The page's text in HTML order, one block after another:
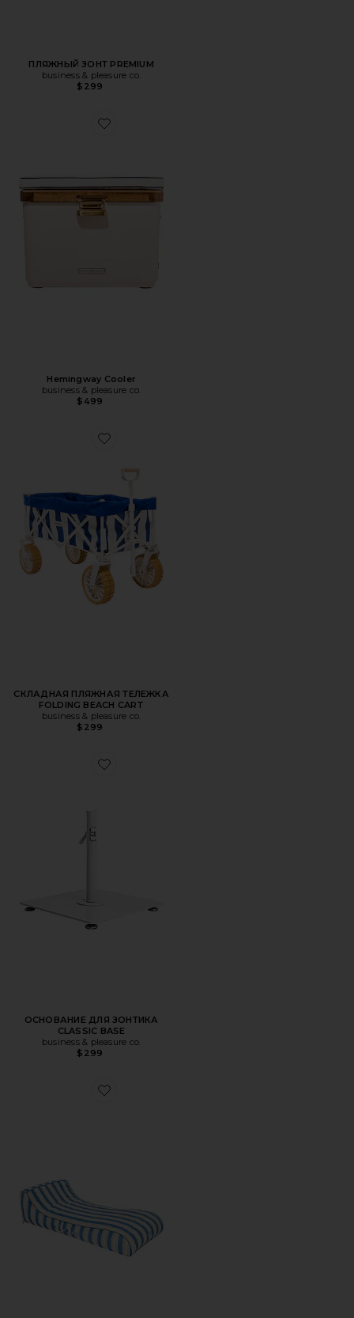
ПЛЯЖНЫЙ ЗОНТ PREMIUM
business & pleasure co.
$299
Favorite Hemingway Cooler
Hemingway Cooler
business & pleasure co.
$499
Favorite СКЛАДНАЯ ПЛЯЖНАЯ ТЕЛЕЖКА FOLDING
СКЛАДНАЯ ПЛЯЖНАЯ ТЕЛЕЖКА
FOLDING BEACH CART
business & pleasure co.
$299
Favorite ОСНОВАНИЕ ДЛЯ ЗОНТИКА CLASSIC BASE
ОСНОВАНИЕ ДЛЯ ЗОНТИКА
CLASSIC BASE
business & pleasure co.
$299
Favorite ШЕЗЛОНГ В ТКАНЕВОЙ ОБЛИЦОВКЕ FABRIC